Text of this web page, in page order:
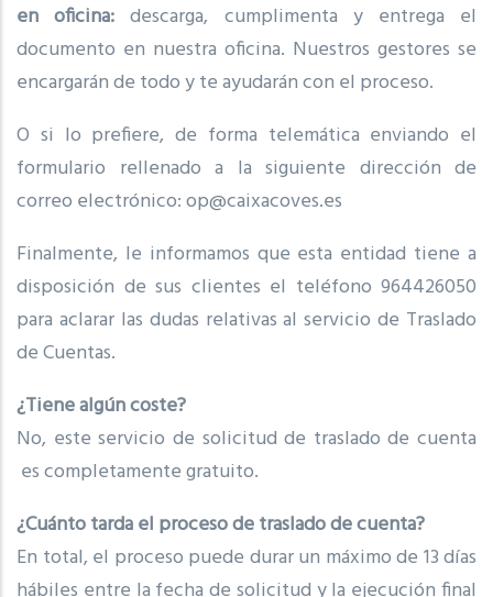
en oficina: descarga, cumplimenta y entrega el
documento en nuestra oficina. Nuestros gestores se
encargarán de todo y te ayudarán con el proceso.
O si lo prefiere, de forma telemática enviando el
formulario rellenado a la siguiente dirección de
correo electrónico: op@caixacoves.es
Finalmente, le informamos que esta entidad tiene a
disposición de sus clientes el teléfono 964426050
para aclarar las dudas relativas al servicio de Traslado
de Cuentas.
¿Tiene algún coste?
No, este servicio de solicitud de traslado de cuenta
es completamente gratuito.
¿Cuánto tarda el proceso de traslado de cuenta?
En total, el proceso puede durar un máximo de 13 días